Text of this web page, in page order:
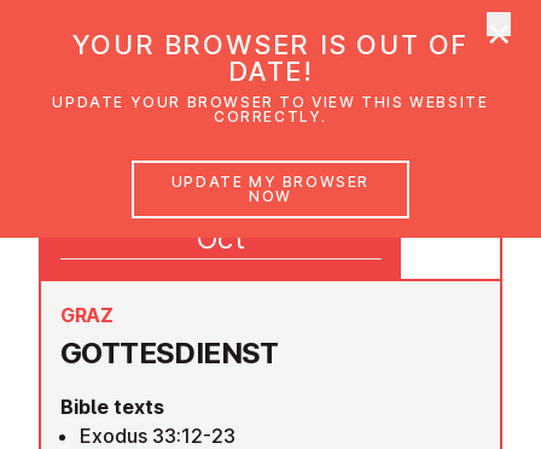
GOTTES­DI­ENST
GRAZ
Bible texts
Exodus 33:12-23
18
Oct
YOUR BROWSER IS OUT OF
DATE!
UPDATE YOUR BROWSER TO VIEW THIS WEBSITE
CORRECTLY.
UPDATE MY BROWSER
NOW
×